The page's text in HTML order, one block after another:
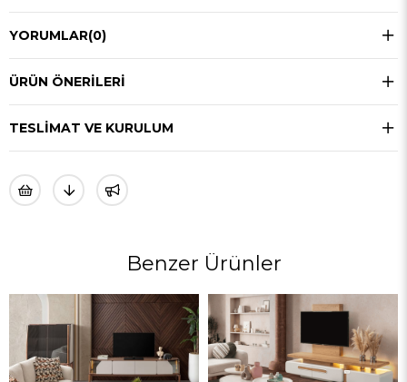
YORUMLAR(0)
ÜRÜN ÖNERILERI
TESLIMAT VE KURULUM
Benzer Ürünler